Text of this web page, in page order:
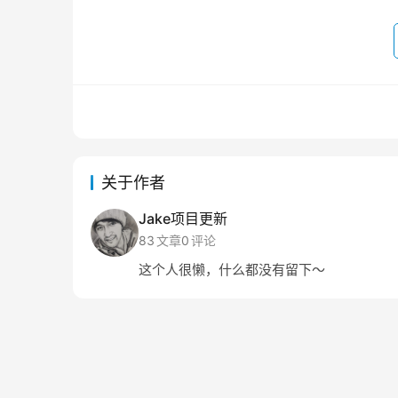
关于作者
Jake项目更新
83文章0评论
这个人很懒，什么都没有留下～